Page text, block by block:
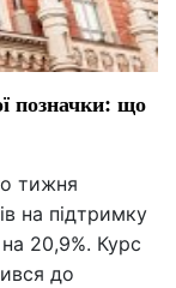
позначки: що
тижня
на підтримку
20,9%. Курс
до